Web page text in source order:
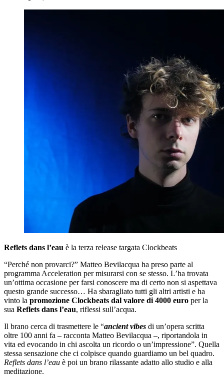
Reflets dans l’eau è la terza release targata Clockbeats
“Perché non provarci?” Matteo Bevilacqua ha preso parte al
programma Acceleration per misurarsi con se stesso. L’ha trovata
un’ottima occasione per farsi conoscere ma di certo non si aspettava
questo grande successo… Ha sbaragliato tutti gli altri artisti e ha
vinto la promozione Clockbeats dal valore di 4000 euro per la
sua Reflets dans l’eau, riflessi sull’acqua.
Il brano cerca di trasmettere le “ancient vibes di un’opera scritta
oltre 100 anni fa – racconta Matteo Bevilacqua –, riportandola in
vita ed evocando in chi ascolta un ricordo o un’impressione”. Quella
stessa sensazione che ci colpisce quando guardiamo un bel quadro.
Reflets dans l’eau è poi un brano rilassante adatto allo studio e alla
meditazione.